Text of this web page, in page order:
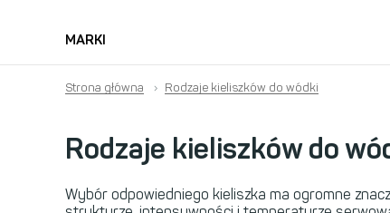
MARKI
Strona główna › Rodzaje kieliszków do wódki
Rodzaje kieliszków do
Wybór odpowiedniego kieliszka ma ogromne